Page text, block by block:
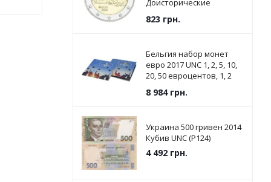
Доисторические
Джгантии
823 грн.
Бельгия набор монет
евро 2017 UNC 1, 2, 5, 10,
20, 50 евроцентов, 1, 2
упаковке
8 984грн.
Украина 500 гривен 2014
Кубив UNC (P124)
4 492грн.